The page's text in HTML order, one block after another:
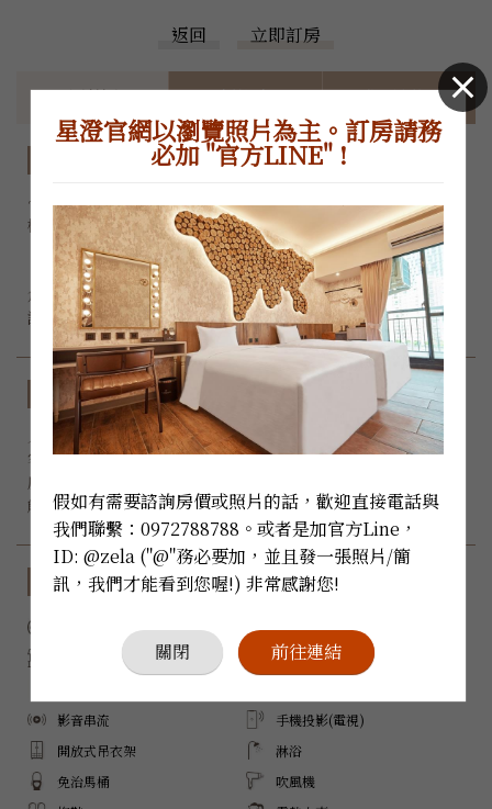
返回 立即訂房
房型特色 價格表 住房須知
~因為官網控房不易，正確房況和價格，請加LINE或電洽櫃
檯，感謝您的體諒~
『波西米亞風，室內掛滿各具風格的捕夢網，
角落擺放手工編織的小帳篷，牆上掛著極具特色的部落頭飾
房型規格
入住人數：
x 2
客房床型：6呎加大Queen size雙人床 *1
房間大小：29.7 m²
能否加床：無
設備與服務
Wi-Fi
三菱空調
影音串流
手機投影(電視)
開放式吊衣架
淋浴
免治馬桶
吹風機
星澄官網以瀏覽照片為主。訂房請務
必加 "官方LINE" !
假如有需要諮詢房價或照片的話，歡迎直接電話與
我們聯繫：0972788788。或者是加官方Line，
ID: @zela ("@"務必要加，並且發一張照片/簡
訊，我們才能看到您喔!) 非常感謝您!
關閉 前往連結